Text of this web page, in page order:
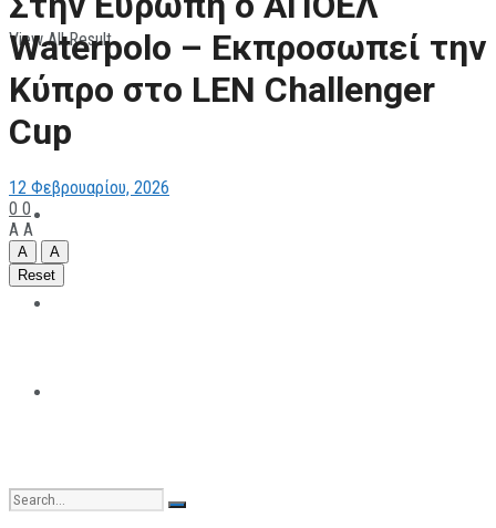
ΠΑΡΑΘΛΗΤΙΣΜΟΣ
ΜΗΧΑΝΟΚΙΝΗΤΑ
View All Result
Waterpolo – Εκπροσωπεί την
Κύπρο στο LEN Challenger
Cup
12 Φεβρουαρίου, 2026
0 0
A A
A
A
Reset